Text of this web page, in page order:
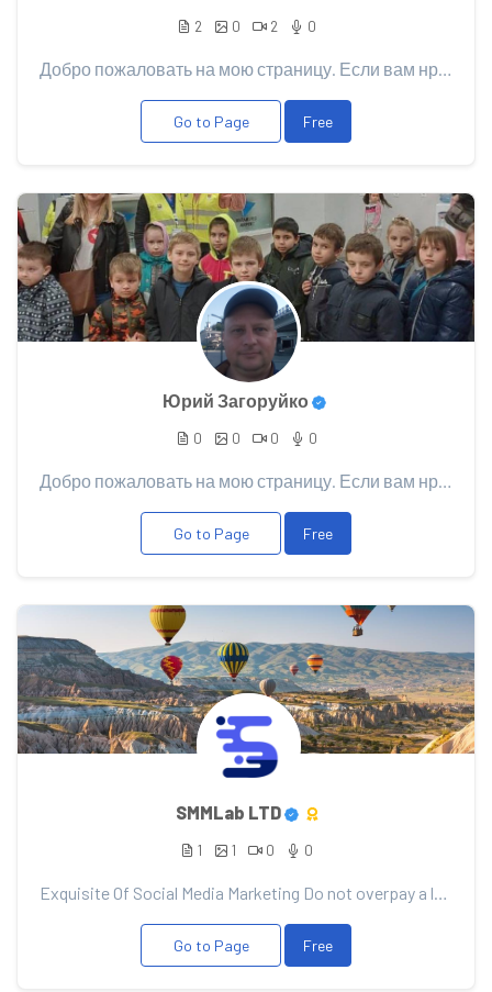
2 0 2 0
Добро пожаловать на мою страницу. Если вам нравится мой контент, рассмотрите возможность поддержки....
Go to Page Free
Юрий Загоруйко
0 0 0 0
Добро пожаловать на мою страницу. Если вам нравится мой контент, рассмотрите возможность поддержки....
Go to Page Free
SMMLab LTD
1 1 0 0
Exquisite Of Social Media Marketing Do not overpay a lot of money for unworkable advertising from d...
Go to Page Free